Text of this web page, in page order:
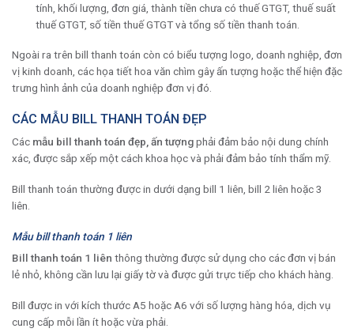
tính, khối lượng, đơn giá, thành tiền chưa có thuế GTGT, thuế suất
thuế GTGT, số tiền thuế GTGT và tổng số tiền thanh toán.
Ngoài ra trên bill thanh toán còn có biểu tượng logo, doanh nghiệp, đơn
vị kinh doanh, các họa tiết hoa văn chìm gây ấn tượng hoặc thể hiện đặc
trưng hình ảnh của doanh nghiệp đơn vị đó.
CÁC MẪU BILL THANH TOÁN ĐẸP
Các mẫu bill thanh toán đẹp, ấn tượngphải đảm bảo nội dung chính
xác, được sắp xếp một cách khoa học và phải đảm bảo tính thẩm mỹ.
Bill thanh toán thường được in dưới dạng bill 1 liên, bill 2 liên hoặc 3
liên.
Mẫu bill thanh toán 1 liên
Bill thanh toán 1 liên thông thường được sử dụng cho các đơn vị bán
lẻ nhỏ, không cần lưu lại giấy tờ và được gửi trực tiếp cho khách hàng.
Bill được in với kích thước A5 hoặc A6 với số lượng hàng hóa, dịch vụ
cung cấp mỗi lần ít hoặc vừa phải.